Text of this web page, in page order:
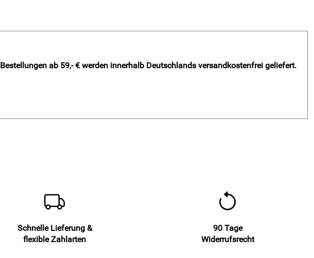
Bestellungen ab 59,- € werden innerhalb Deutschlands versandkostenfrei geliefert.
Schnelle Lieferung &
flexible Zahlarten
90 Tage
Widerrufsrecht